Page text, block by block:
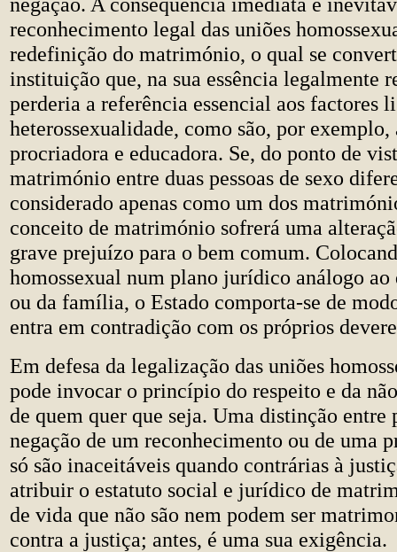
reconhecimento legal das uniões
redefinição do matrimónio, o qual se
instituição que, na sua essência legalmente
perderia a referência essencial aos factores
heterossexualidade, como são, por exemplo,
procriadora e educadora. Se, do ponto de
matrimónio entre duas pessoas de sexo
considerado apenas como um dos
conceito de matrimónio sofrerá uma
grave prejuízo para o bem comum.
homossexual num plano jurídico análogo
ou da família, o Estado comporta-se de
entra em contradição com os próprios
Em defesa da legalização das uniões
pode invocar o princípio do respeito e da
de quem quer que seja. Uma distinção entre
negação de um reconhecimento ou de uma
só são inaceitáveis quando contrárias à
atribuir o estatuto social e jurídico de
de vida que não são nem podem ser
contra a justiça; antes, é uma sua exigência.